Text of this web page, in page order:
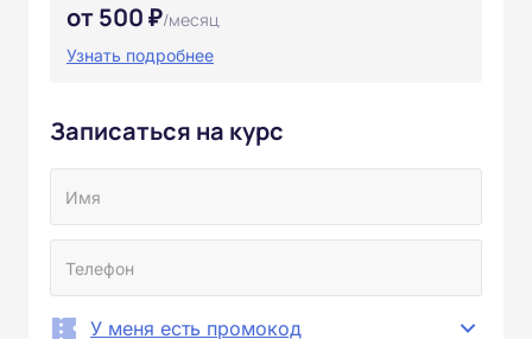
от 500 ₽/месяц
Узнать подробнее
Записаться на курс
У меня есть промокод